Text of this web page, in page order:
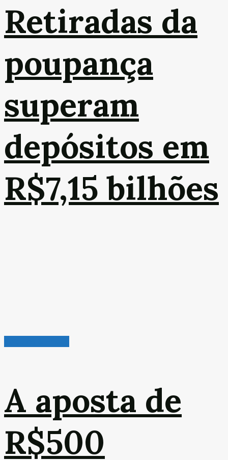
Retiradas da
poupança
superam
depósitos em
R$7,15 bilhões
A aposta de
R$500